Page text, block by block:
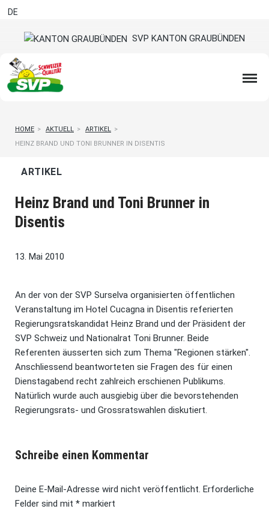
SVP KANTON GRAUBÜNDEN
DE
HOME > AKTUELL > ARTIKEL >
HEINZ BRAND UND TONI BRUNNER IN DISENTIS
ARTIKEL
Heinz Brand und Toni Brunner in
Disentis
13. Mai 2010
An der von der SVP Surselva organisierten öffentlichen
Veranstaltung im Hotel Cucagna in Disentis referierten
Regierungsratskandidat Heinz Brand und der Präsident der
SVP Schweiz und Nationalrat Toni Brunner. Beide
Referenten äusserten sich zum Thema "Regionen stärken".
Anschliessend beantworteten sie Fragen des für einen
Dienstagabend recht zahlreich erschienen Publikums.
Natürlich wurde auch ausgiebig über die bevorstehenden
Regierungsrats- und Grossratswahlen diskutiert.
Schreibe einen Kommentar
Deine E-Mail-Adresse wird nicht veröffentlicht. Erforderliche
Felder sind mit * markiert